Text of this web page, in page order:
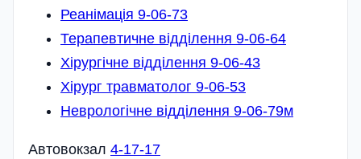
Реанімація 9-06-73
Терапевтичне відділення 9-06-64
Хірургічне відділення 9-06-43
Хірург травматолог 9-06-53
Неврологічне відділення 9-06-79м
Автовокзал 4-17-17